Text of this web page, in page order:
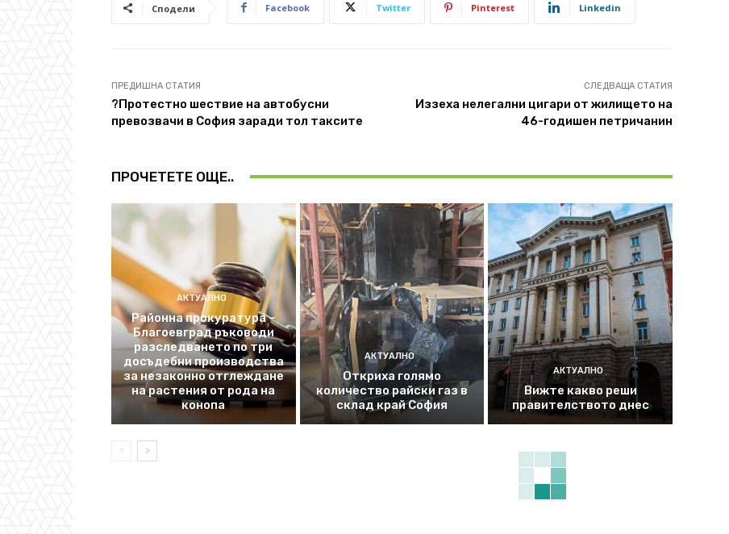
Сподели Facebook Twitter Pinterest Linkedin
ПРЕДИШНА СТАТИЯ
?Протестно шествие на автобусни
превозвачи в София заради тол таксите
СЛЕДВАЩА СТАТИЯ
Иззеха нелегални цигари от жилището на
46-годишен петричанин
ПРОЧЕТЕТЕ ОЩЕ..
АКТУАЛНО
Районна прокуратура –
Благоевград ръководи
разследването по три
досъдебни производства
за незаконно отглеждане
на растения от рода на
конопа
АКТУАЛНО
Откриха голямо
количество райски газ в
склад край София
АКТУАЛНО
Вижте какво реши
правителството днес